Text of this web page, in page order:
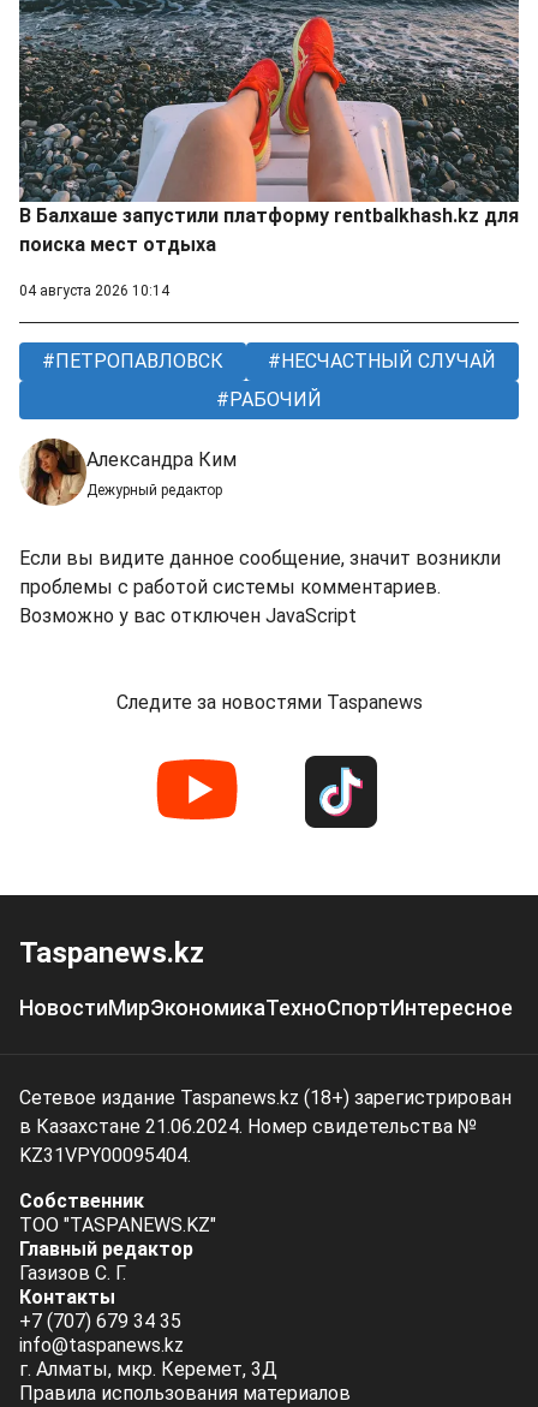
В Балхаше запустили платформу rentbalkhash.kz для
поиска мест отдыха
04 августа 2026 10:14
ПЕТРОПАВЛОВСК
НЕСЧАСТНЫЙ СЛУЧАЙ
РАБОЧИЙ
Александра Ким
Дежурный редактор
Если вы видите данное сообщение, значит возникли
проблемы с работой системы комментариев.
Возможно у вас отключен JavaScript
Следите за новостями Taspanews
Taspanews.kz
НовостиМирЭкономикаТехноСпортИнтересное
Сетевое издание Taspanews.kz (18+) зарегистрирован
в Казахстане 21.06.2024. Номер свидетельства №
KZ31VPY00095404.
Собственник
ТОО "TASPANEWS.KZ"
Главный редактор
Газизов С. Г.
Контакты
+7 (707) 679 34 35
info@taspanews.kz
г. Алматы, мкр. Керемет, 3Д
Правила использования материалов